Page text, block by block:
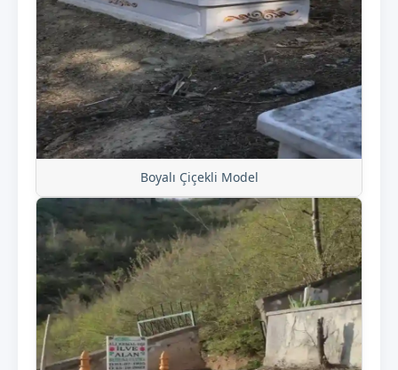
Boyalı Çiçekli Model